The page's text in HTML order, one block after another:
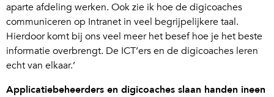
aparte afdeling werken. Ook zie ik hoe de digicoaches
communiceren op Intranet in veel begrijpelijkere taal.
Hierdoor komt bij ons veel meer het besef hoe je het beste
informatie overbrengt. De ICT’ers en de digicoaches leren
echt van elkaar.’
Applicatiebeheerders en digicoaches slaan handen ineen